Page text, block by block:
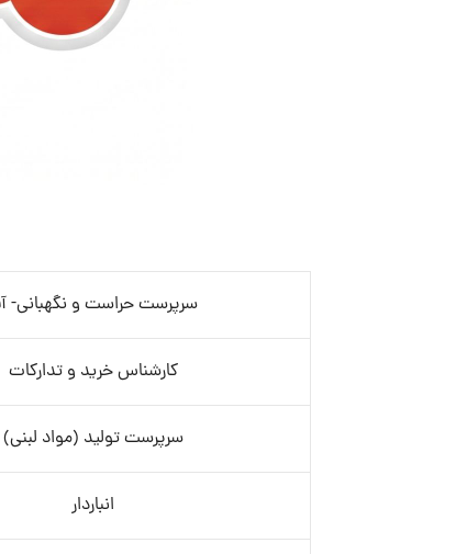
سرپرست حراست و نگهبانی-
کارشناس خرید و تدارکات
سرپرست تولید (مواد لبنی)
انباردار